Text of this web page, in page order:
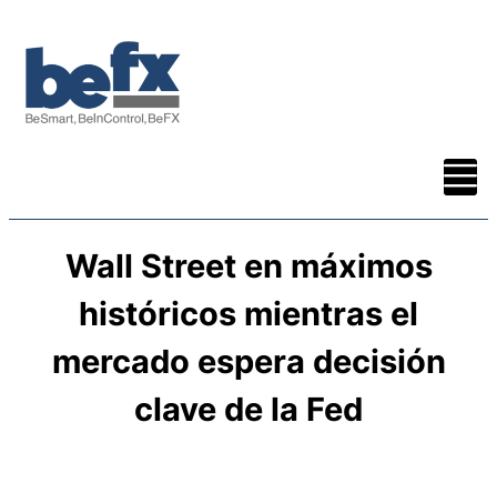
Wall Street en máximos
históricos mientras el
mercado espera decisión
clave de la Fed